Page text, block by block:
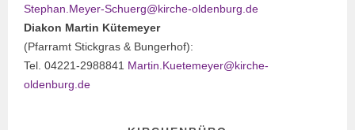
Stephan.Meyer-Schuerg@kirche-oldenburg.de
Diakon Martin Kütemeyer
(Pfarramt Stickgras & Bungerhof):
Tel. 04221-2988841 Martin.Kuetemeyer@kirche-
oldenburg.de